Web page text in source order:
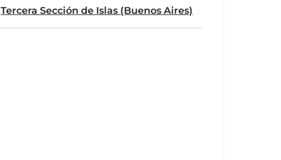
Tercera Sección de Islas (Buenos Aires)